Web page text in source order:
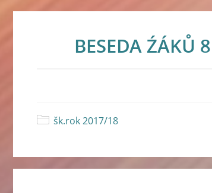
BESEDA ŹÁKŮ
šk.rok 2017/18